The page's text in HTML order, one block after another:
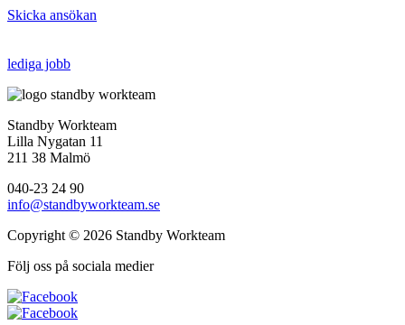
Skicka ansökan
lediga jobb
Standby Workteam
Lilla Nygatan 11
211 38 Malmö
040-23 24 90
info@standbyworkteam.se
Copyright © 2026 Standby Workteam
Följ oss på sociala medier